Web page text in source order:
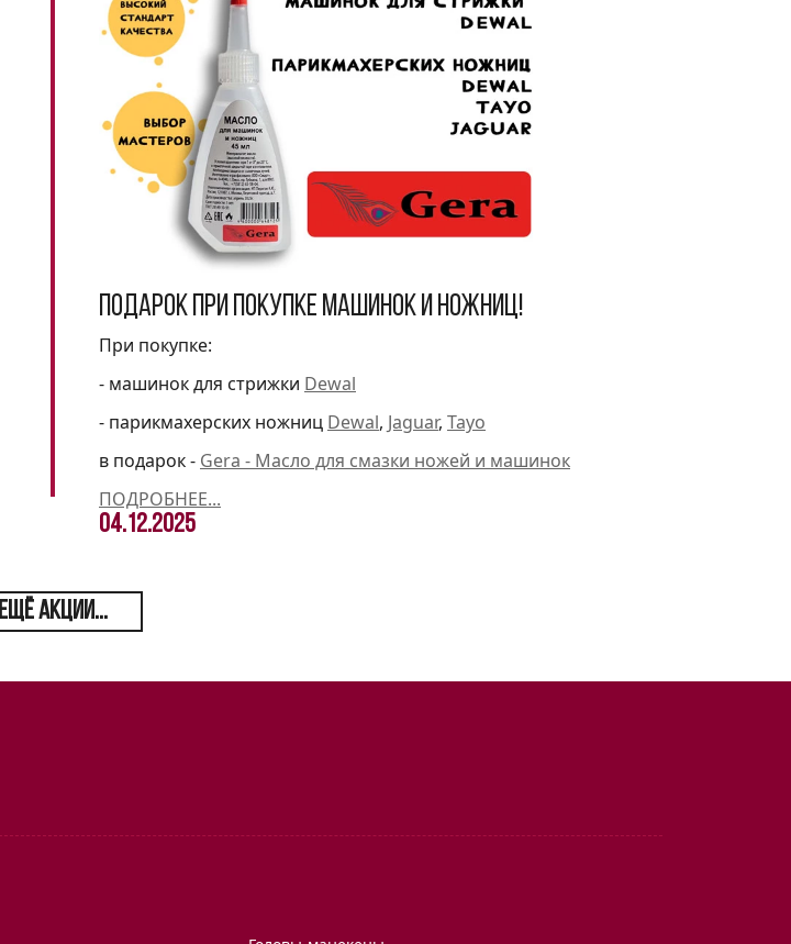
Подарок при покупке машинок и ножниц!
При покупке:
- машинок для стрижки Dewal
- парикмахерских ножниц Dewal, Jaguar, Tayo
в подарок - Gera - Масло для смазки ножей и машинок
ПОДРОБНЕЕ...
04.12.2025
ЕЩЁ АКЦИИ...